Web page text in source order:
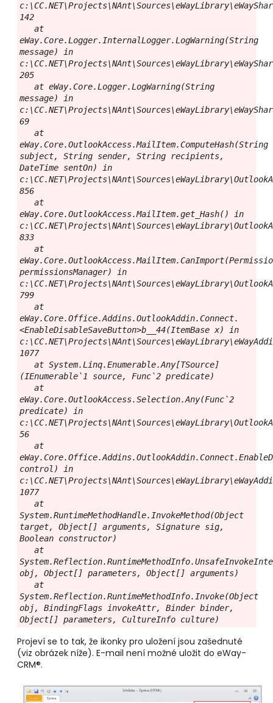
142
   at
eWay.Core.Logger.InternalLogger.LogWarning(String
message) in
205
   at eWay.Core.Logger.LogWarning(String
message) in
69
   at
eWay.Core.OutlookAccess.MailItem.ComputeHash(String
subject, String sender, String recipients,
DateTime sentOn) in
856
   at
eWay.Core.OutlookAccess.MailItem.get_Hash() in
833
   at
permissionsManager) in
799
   at
eWay.Core.Office.Addins.OutlookAddin.Connect.
<EnableDisableSaveButton>b__44(ItemBase x) in
1077
   at System.Linq.Enumerable.Any[TSource]
(IEnumerable`1 source, Func`2 predicate)
   at
eWay.Core.OutlookAccess.Selection.Any(Func`2
predicate) in
56
   at
control) in
1077
   at
System.RuntimeMethodHandle.InvokeMethod(Object
target, Object[] arguments, Signature sig,
Boolean constructor)
   at
obj, Object[] parameters, Object[] arguments)
   at
System.Reflection.RuntimeMethodInfo.Invoke(Object
obj, BindingFlags invokeAttr, Binder binder,
Object[] parameters, CultureInfo culture)
Projeví se to tak, že ikonky pro uložení jsou zašednuté
(viz obrázek níže). E-mail není možné uložit do eWay-
CRM®.